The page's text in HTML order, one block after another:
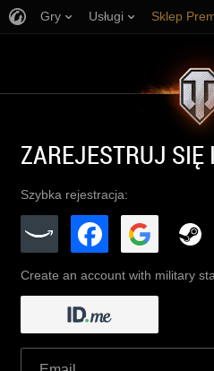
Gry Usługi Sklep
ZAREJESTRUJ SIĘ
Szybka rejestracja:
Create an account with military